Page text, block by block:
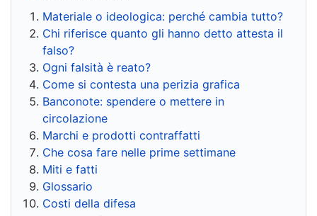
Materiale o ideologica: perché cambia tutto?
Chi riferisce quanto gli hanno detto attesta il
falso?
Ogni falsità è reato?
Come si contesta una perizia grafica
Banconote: spendere o mettere in
circolazione
Marchi e prodotti contraffatti
Che cosa fare nelle prime settimane
Miti e fatti
Glossario
Costi della difesa